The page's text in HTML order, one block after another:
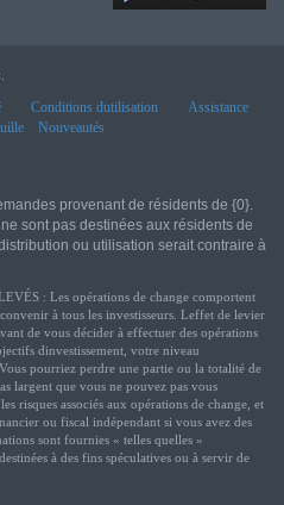
Conditions dutilisation
Assistance
Nouveautés
provenant de résidents de {0}.
sont pas destinées aux résidents de
ou utilisation serait contraire à
: Les opérations de change comportent
à tous les investisseurs. Leffet de levier
de vous décider à effectuer des opérations
dinvestissement, votre niveau
pourriez perdre une partie ou la totalité de
largent que vous ne pouvez pas vous
risques associés aux opérations de change, et
ou fiscal indépendant si vous avez des
sont fournies « telles quelles »
à des fins spéculatives ou à servir de